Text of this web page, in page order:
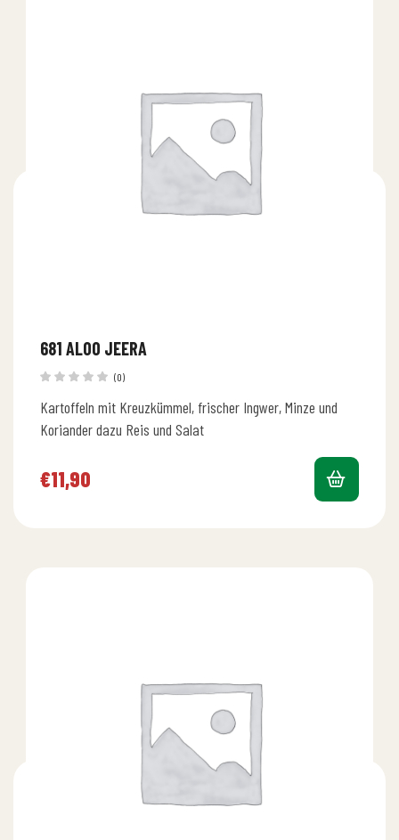
681 ALOO JEERA
(0)
Kartoffeln mit Kreuzkümmel, frischer Ingwer, Minze und
Koriander dazu Reis und Salat
€11,90